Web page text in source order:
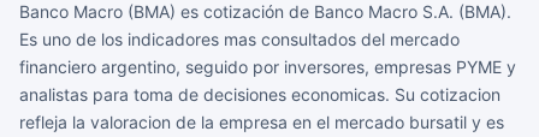
Banco Macro (BMA) es cotización de Banco Macro S.A. (BMA).
Es uno de los indicadores mas consultados del mercado
financiero argentino, seguido por inversores, empresas PYME y
analistas para toma de decisiones economicas. Su cotizacion
refleja la valoracion de la empresa en el mercado bursatil y es